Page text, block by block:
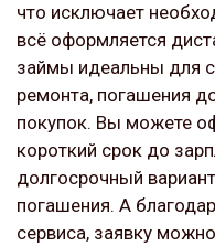
что исключает
всё оформляется
займы идеальны для
ремонта, погашения
покупок. Вы можете
короткий срок до
долгосрочный
погашения. А
сервиса, заявку